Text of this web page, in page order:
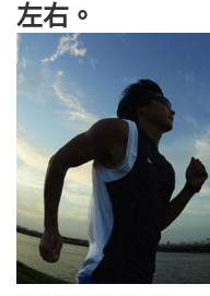
左右。